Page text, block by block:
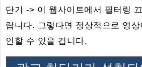
단기 -> 이 웹사이트에서 필터링
랍니다. 그렇다면 정상적으로 영
인할 수 있을 겁니다.